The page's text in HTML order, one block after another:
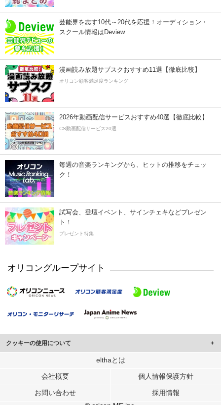
芸能界を志す10代～20代を応援！オーディション・
スクール情報はDeview
漫画読み放題サブスクおすすめ11選【徹底比較】
オリコン顧客満足度ランキング
2026年動画配信サービスおすすめ40選【徹底比較】
CS動画配信サービス20選
毎週の音楽ランキングから、ヒットの推移をチェッ
ク！
試写会、登壇イベント、サインチェキなどプレゼン
ト！
プレゼント特集
オリコングループサイト
クッキーの使用について
このサイトでは Cookie を使用して、ユーザーに合わせたコンテンツや広告の
行っています。
メディアや広告配信、データ解析の各パートナーに提供しています。
各パートナーは、この情報とユーザーが各パートナーに提供した他の情報や、
elthaとは
会社概要 個人情報保護方針
お問い合わせ
採用情報